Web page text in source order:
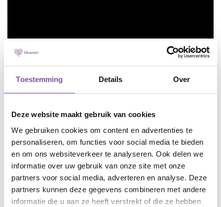
Toestemming Details Over
Deze website maakt gebruik van cookies
We gebruiken cookies om content en advertenties te
personaliseren, om functies voor social media te bieden
en om ons websiteverkeer te analyseren. Ook delen we
informatie over uw gebruik van onze site met onze
partners voor social media, adverteren en analyse. Deze
partners kunnen deze gegevens combineren met andere
informatie die u aan ze heeft verstrekt of die ze hebben
Faciliteiten
Pedicure
aanwezig
Kapper
aanwezig